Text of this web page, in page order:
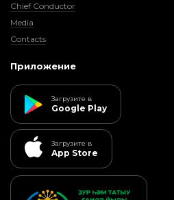
Chief Conductor
Media
Contacts
Приложение
Загрузите в
Google Play
Загрузите в
App Store